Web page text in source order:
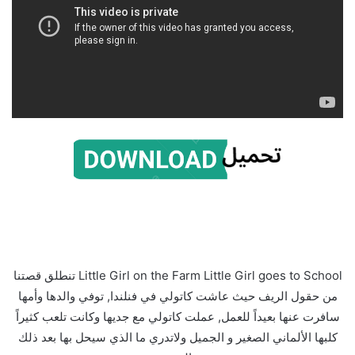
Little Girl on the Farm Little Girl goes to School تنطلق قصتنا
من حقول الريف حيث عاشت كاتولي في فنلندا, توفي والدها وأمها
سافرت عنها بعيداً للعمل, عملت كاتولي مع جديها وكانت تلعب كثيراً
كلبها الألماني الصغير و الجميل ولاتدري ما الذي سيحل بها بعد ذلك